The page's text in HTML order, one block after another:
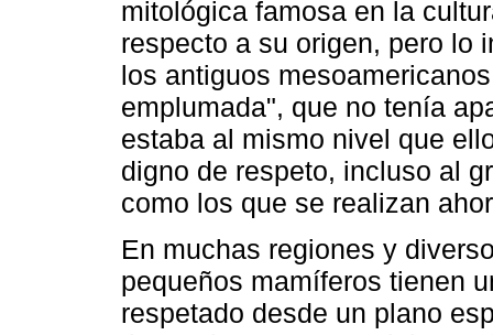
mitológica famosa en la
respecto a su origen, pero lo
los antiguos
emplumada", que no tenía
estaba al mismo nivel que
digno de respeto, incluso al
como los que se realizan
En muchas regiones y
pequeños mamíferos tienen
respetado desde un plano